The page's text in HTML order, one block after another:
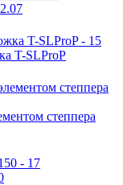
T-SLProP
степпера